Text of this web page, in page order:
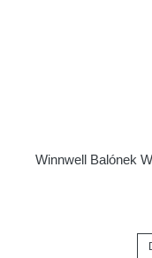
Winnwell Balónek